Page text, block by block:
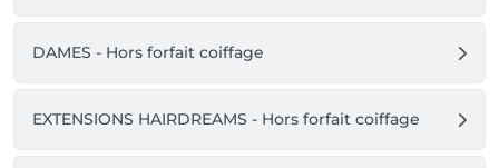
DAMES - Hors forfait coiffage
EXTENSIONS HAIRDREAMS - Hors forfait coiffage